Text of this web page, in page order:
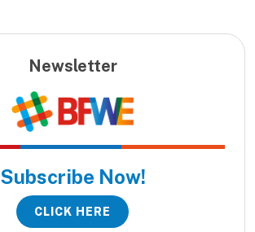
Newsletter
Subscribe Now!
CLICK HERE